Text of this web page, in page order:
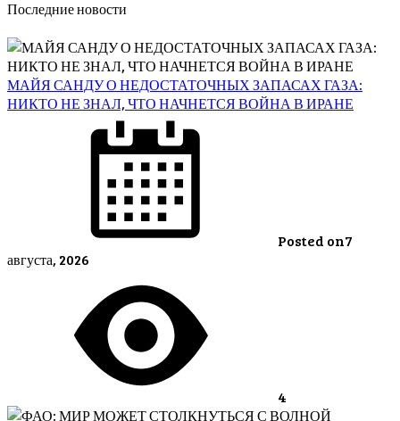
Последние новости
МАЙЯ САНДУ О НЕДОСТАТОЧНЫХ ЗАПАСАХ ГАЗА:
НИКТО НЕ ЗНАЛ, ЧТО НАЧНЕТСЯ ВОЙНА В ИРАНЕ
Posted on7
августа, 2026
4